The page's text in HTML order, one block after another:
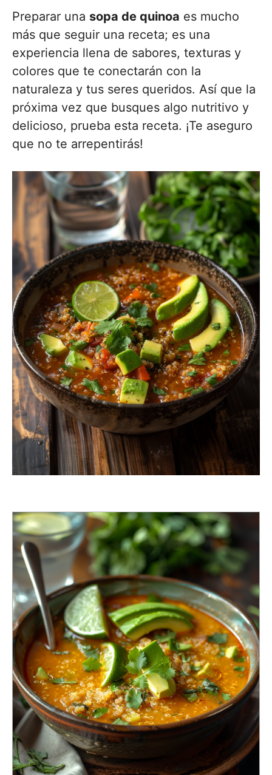
Preparar una sopa de quinoa es mucho
más que seguir una receta; es una
experiencia llena de sabores, texturas y
colores que te conectarán con la
naturaleza y tus seres queridos. Así que la
próxima vez que busques algo nutritivo y
delicioso, prueba esta receta. ¡Te aseguro
que no te arrepentirás!